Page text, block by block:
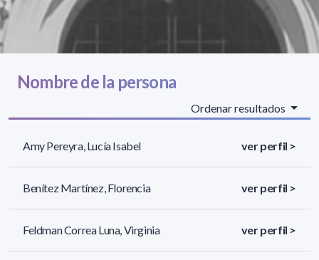
Nombre de la persona
Ordenar resultados
Amy Pereyra, Lucía Isabel ver perfil >
Benítez Martínez, Florencia ver perfil >
Feldman Correa Luna, Virginia ver perfil >